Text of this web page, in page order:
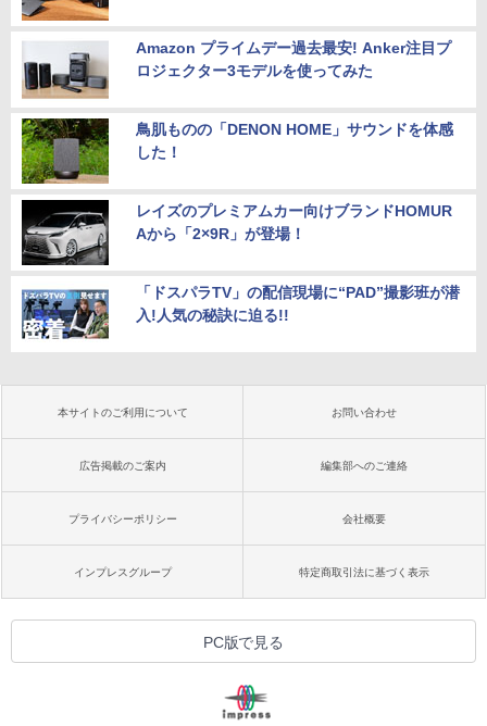
Amazon プライムデー過去最安! Anker注目プ
ロジェクター3モデルを使ってみた
鳥肌ものの「DENON HOME」サウンドを体感
した！
レイズのプレミアムカー向けブランドHOMUR
Aから「2×9R」が登場！
「ドスパラTV」の配信現場に“PAD”撮影班が潜
入!人気の秘訣に迫る!!
本サイトのご利用について お問い合わせ
広告掲載のご案内 編集部へのご連絡
プライバシーポリシー 会社概要
インプレスグループ 特定商取引法に基づく表示
PC版で見る